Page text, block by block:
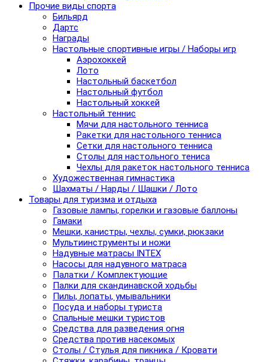
Прочие виды спорта
Бильярд
Дартс
Награды
Настольные спортивные игры / Наборы игр
Аэрохоккей
Лото
Настольный баскетбол
Настольный футбол
Настольный хоккей
Настольный теннис
Мячи для настольного тенниса
Ракетки для настольного тенниса
Сетки для настольного тенниса
Столы для настольного тениса
Чехлы для ракеток настольного тенниса
Художественная гимнастика
Шахматы / Нарды / Шашки / Лото
Товары для туризма и отдыха
Газовые лампы, горелки и газовые баллоны
Гамаки
Мешки, канистры, чехлы, сумки, рюкзаки
Мультиинструменты и ножи
Надувные матрасы INTEX
Насосы для надувного матраса
Палатки / Комплектующие
Палки для скандинавской ходьбы
Пилы, лопаты, умывальники
Посуда и наборы туриста
Спальные мешки туристов
Средства для разведения огня
Средства против насекомых
Столы / Стулья для пикника / Кровати